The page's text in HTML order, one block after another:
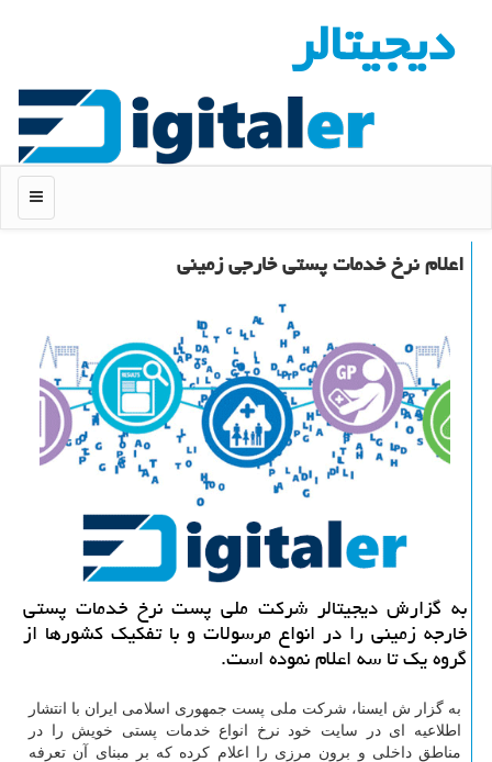
دیجیتالر
منو
اعلام نرخ خدمات پستی خارجی زمینی
به گزارش دیجیتالر شركت ملی پست نرخ خدمات پستی
خارجه زمینی را در انواع مرسولات و با تفكیك كشورها از
گروه یك تا سه اعلام نموده است.
به گزار ش ایسنا، شركت ملی پست جمهوری اسلامی ایران با انتشار
اطلاعیه ای در سایت خود نرخ انواع خدمات پستی خویش را در
مناطق داخلی و برون مرزی را اعلام كرده كه بر مبنای آن تعرفه